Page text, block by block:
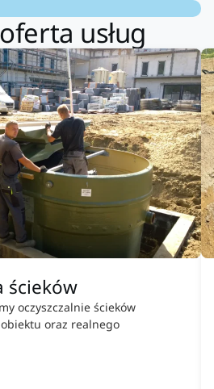
usług
ścieków
oczyszczalnie ścieków
oraz realnego